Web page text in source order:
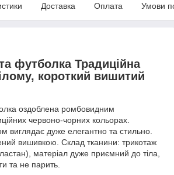
Доставка Оплата Умови
футболка Традиційна
короткий вишитий
оздоблена ромбовидним
червоно-чорних кольорах.
виглядає дуже елегантно та стильно.
вишивкою. Склад тканини: трикотаж
матеріал дуже приємний до тіла,
та не парить.